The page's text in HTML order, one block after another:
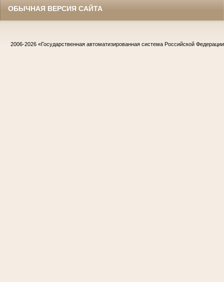
ОБЫЧНАЯ ВЕРСИЯ САЙТА
2006-2026 «Государственная автоматизированная система Российской